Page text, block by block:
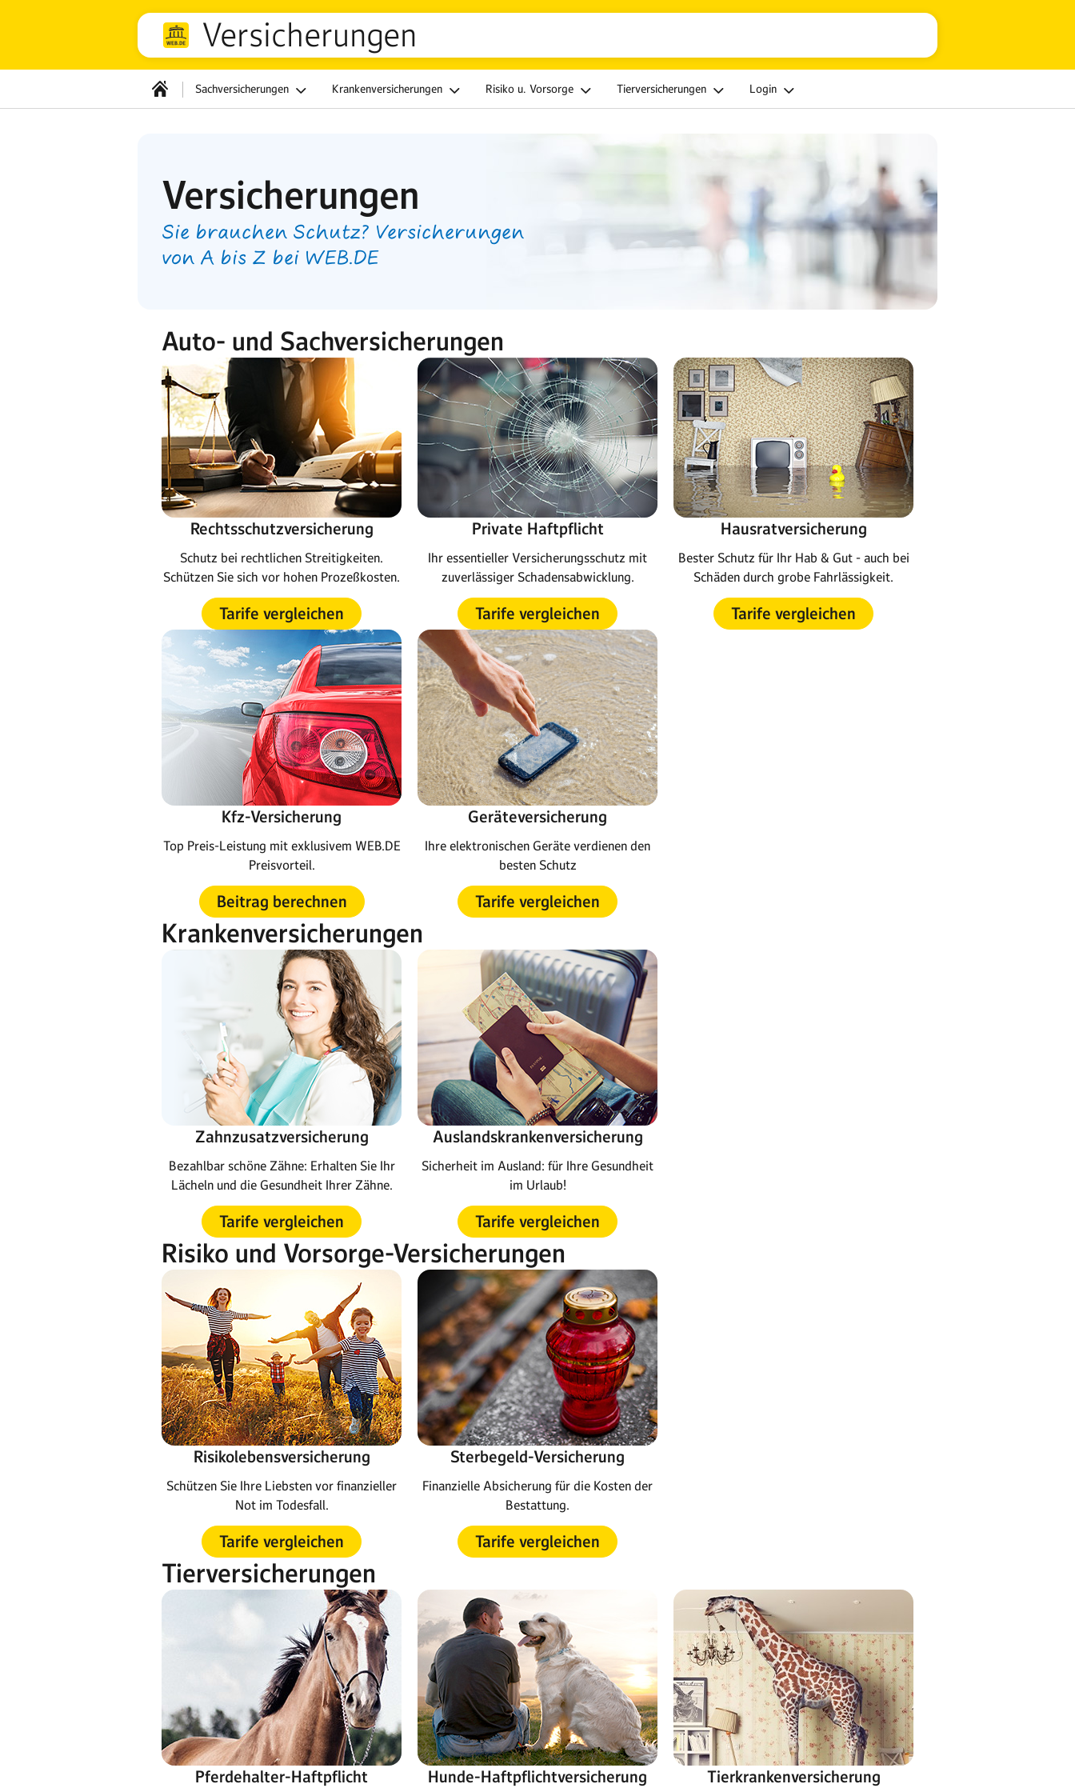
Versicherungen
Sachversicherungen Krankenversicherungen Risiko u. Vorsorge Tierversicherungen Login
Versicherungen
Sie brauchen Schutz? Versicherungen
von A bis Z bei WEB.DE
Auto- und Sachversicherungen
Rechtsschutzversicherung
Schutz bei rechtlichen Streitigkeiten.
Schützen Sie sich vor hohen Prozeßkosten.
Tarife vergleichen
Private Haftpflicht
Ihr essentieller Versicherungsschutz mit
zuverlässiger Schadensabwicklung.
Tarife vergleichen
Hausratversicherung
Bester Schutz für Ihr Hab & Gut - auch bei
Schäden durch grobe Fahrlässigkeit.
Tarife vergleichen
Kfz-Versicherung
Top Preis-Leistung mit exklusivem WEB.DE
Preisvorteil.
Beitrag berechnen
Geräteversicherung
Ihre elektronischen Geräte verdienen den
besten Schutz
Tarife vergleichen
Krankenversicherungen
Zahnzusatzversicherung
Bezahlbar schöne Zähne: Erhalten Sie Ihr
Lächeln und die Gesundheit Ihrer Zähne.
Tarife vergleichen
Auslandskrankenversicherung
Sicherheit im Ausland: für Ihre Gesundheit
im Urlaub!
Tarife vergleichen
Risiko und Vorsorge-Versicherungen
Risikolebensversicherung
Schützen Sie Ihre Liebsten vor finanzieller
Not im Todesfall.
Tarife vergleichen
Sterbegeld-Versicherung
Finanzielle Absicherung für die Kosten der
Bestattung.
Tarife vergleichen
Tierversicherungen
Pferdehalter-Haftpflicht Hunde-Haftpflichtversicherung Tierkrankenversicherung